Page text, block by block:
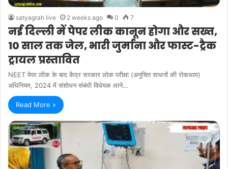
satyagrah live 2 weeks ago 0 7
नई दिल्ली में पेपर लीक कानून होगा और सख्त,
10 साल तक जेल, भारी जुर्माना और फास्ट-ट्रैक
ट्रायल प्रस्तावित
NEET पेपर लीक के बाद केंद्र सरकार लोक परीक्षा (अनुचित साधनों की रोकथाम)
अधिनियम, 2024 में संशोधन संबंधी विधेयक लाने…
Read More »